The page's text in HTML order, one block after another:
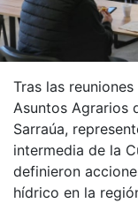
Tras las
Asuntos Agrarios
Sarraúa,
intermedia de la
definieron
hídrico en la